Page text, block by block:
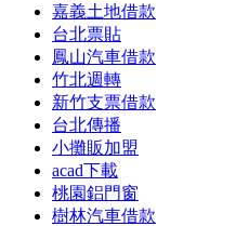
嘉義土地借款
台北票貼
鳳山汽車借款
竹北週轉
新竹支票借款
台北傳播
小攤販加盟
acad下載
桃園鋁門窗
樹林汽車借款